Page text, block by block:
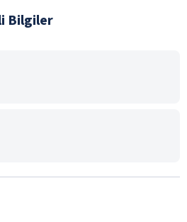
Bilgiler